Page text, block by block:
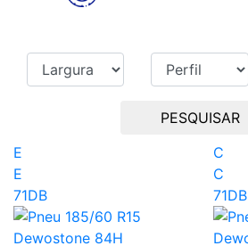
PESQUISAR
E
E
71DB
C
C
71DB